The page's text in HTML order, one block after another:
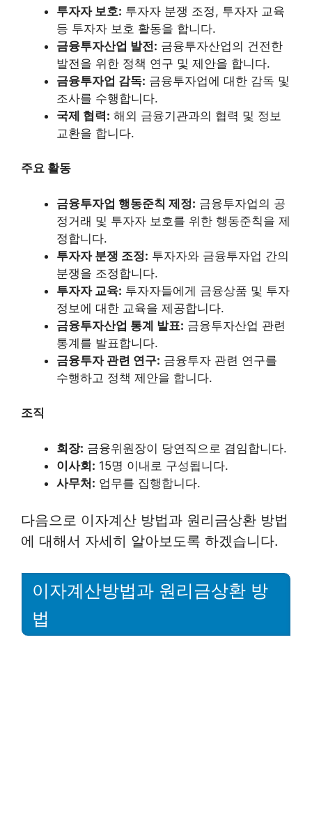
투자자 보호: 투자자 분쟁 조정, 투자자 교육
등 투자자 보호 활동을 합니다.
금융투자산업 발전: 금융투자산업의 건전한
발전을 위한 정책 연구 및 제안을 합니다.
금융투자업 감독: 금융투자업에 대한 감독 및
조사를 수행합니다.
국제 협력: 해외 금융기관과의 협력 및 정보
교환을 합니다.
주요 활동
금융투자업 행동준칙 제정: 금융투자업의 공
정거래 및 투자자 보호를 위한 행동준칙을 제
정합니다.
투자자 분쟁 조정: 투자자와 금융투자업 간의
분쟁을 조정합니다.
투자자 교육: 투자자들에게 금융상품 및 투자
정보에 대한 교육을 제공합니다.
금융투자산업 통계 발표: 금융투자산업 관련
통계를 발표합니다.
금융투자 관련 연구: 금융투자 관련 연구를
수행하고 정책 제안을 합니다.
조직
회장: 금융위원장이 당연직으로 겸임합니다.
이사회: 15명 이내로 구성됩니다.
사무처: 업무를 집행합니다.
다음으로 이자계산 방법과 원리금상환 방법
에 대해서 자세히 알아보도록 하겠습니다.
이자계산방법과 원리금상환 방
법